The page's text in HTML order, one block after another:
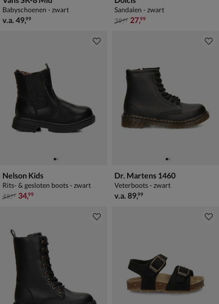
Babyschoenen - zwart
vanaf € 49,99
v.a. 49,99
Sandalen - zwart
van € 39,99 voor € 27,99
39,99 27,99
Nelson Kids
Rits- & gesloten boots - zwart
van € 49,99 voor € 34,99
49,99 34,99
Dr. Martens 1460
Veterboots - zwart
vanaf € 89,99
v.a. 89,99